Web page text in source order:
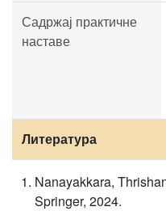
Садржај практичне
наставе
Литература
Nanayakkara,
Springer, 2024.